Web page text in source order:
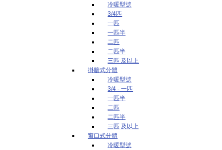
冷暖型號
3/4匹
一匹
一匹半
二匹
二匹半
三匹 及以上
掛牆式分體
冷暖型號
3/4 - 一匹
一匹半
二匹
二匹半
三匹 及以上
窗口式分體
冷暖型號